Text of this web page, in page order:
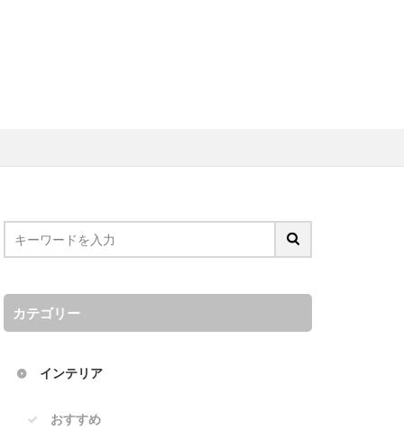
カテゴリー
インテリア
おすすめ